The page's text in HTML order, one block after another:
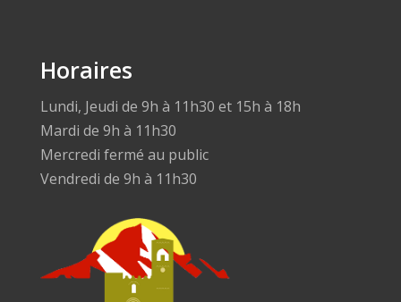
Horaires
Lundi, Jeudi de 9h à 11h30 et 15h à 18h
Mardi de 9h à 11h30
Mercredi fermé au public
Vendredi de 9h à 11h30